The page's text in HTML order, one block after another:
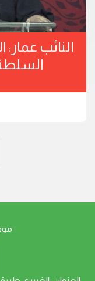
النائب عمار:
السلطة